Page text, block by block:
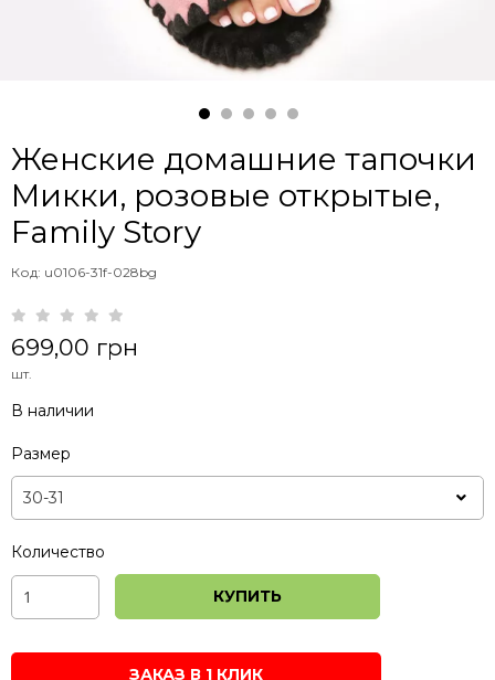
Женские домашние тапочки
Микки, розовые открытые,
Family Story
Код: u0106-31f-028bg
699,00 грн
шт.
В наличии
Размер
Количество
КУПИТЬ
ЗАКАЗ В 1 КЛИК